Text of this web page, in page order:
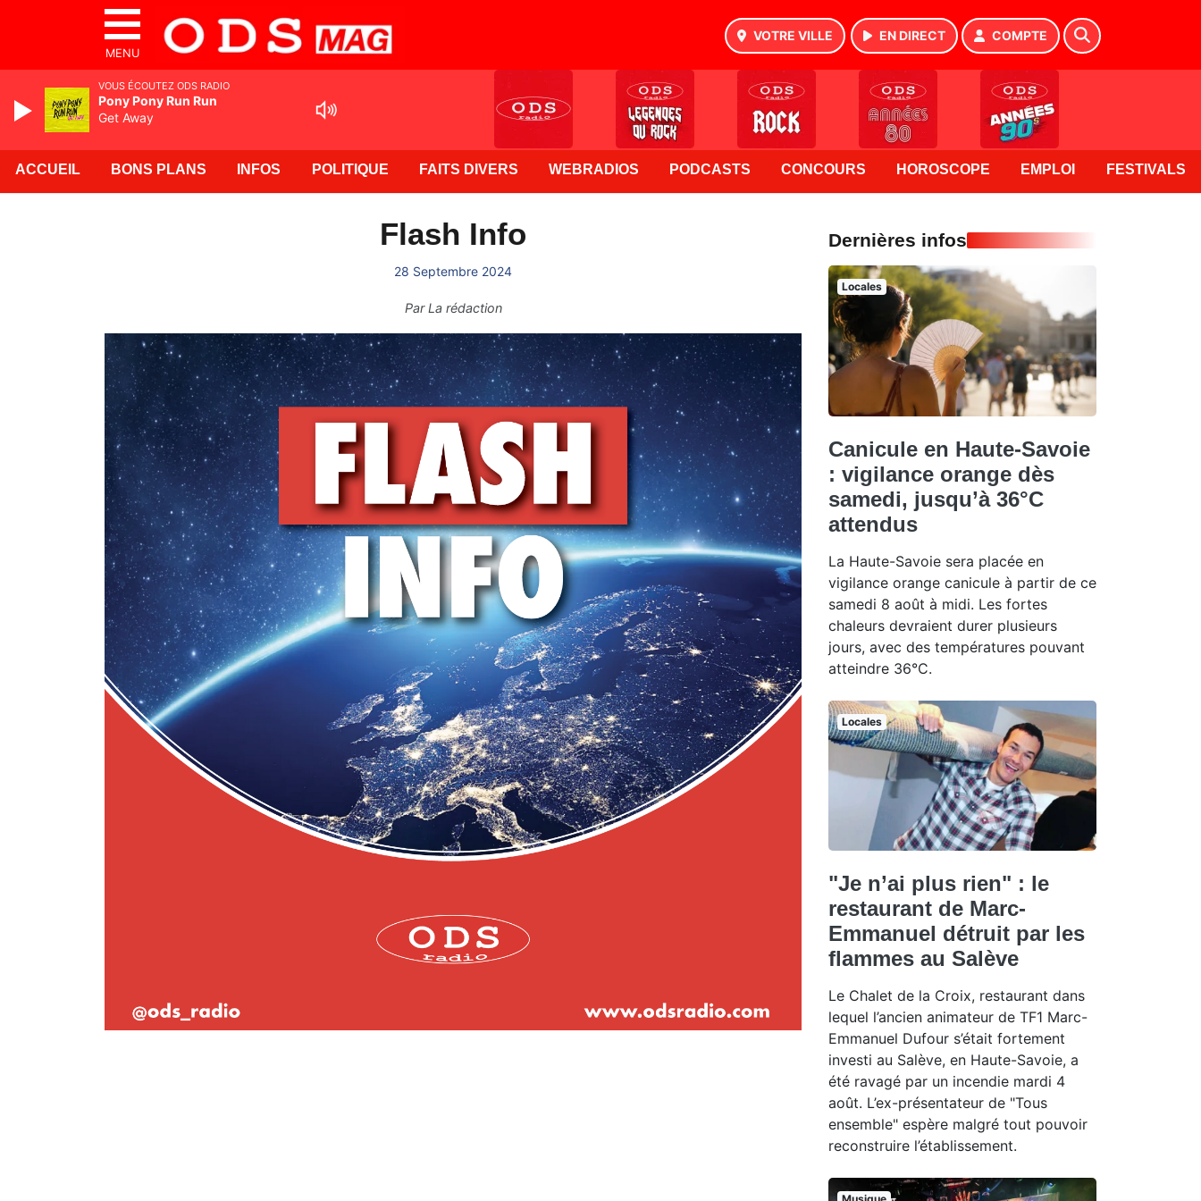
MENU
VOTRE VILLE EN DIRECT COMPTE
ACCUEIL BONS PLANS INFOS POLITIQUE FAITS DIVERS WEBRADIOS PODCASTS CONCOURS HOROSCOPE EMPLOI FESTIVALS
Flash Info
28 Septembre 2024
ParLa rédaction
Dernières infos
Locales
Canicule en Haute-Savoie
: vigilance orange dès
samedi, jusqu’à 36°C
attendus
La Haute-Savoie sera placée en
vigilance orange canicule à partir de ce
samedi 8 août à midi. Les fortes
chaleurs devraient durer plusieurs
jours, avec des températures pouvant
atteindre 36°C.
Locales
"Je n’ai plus rien" : le
restaurant de Marc-
Emmanuel détruit par les
flammes au Salève
Le Chalet de la Croix, restaurant dans
lequel l’ancien animateur de TF1 Marc-
Emmanuel Dufour s’était fortement
investi au Salève, en Haute-Savoie, a
été ravagé par un incendie mardi 4
août. L’ex-présentateur de "Tous
ensemble" espère malgré tout pouvoir
reconstruire l’établissement.
VOUS ÉCOUTEZ ODS RADIO
Pony Pony Run Run
Get Away